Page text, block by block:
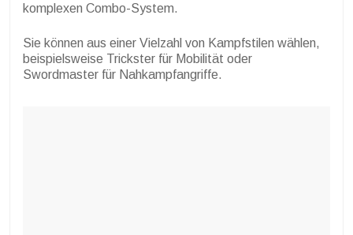
komplexen Combo-System.
Sie können aus einer Vielzahl von Kampfstilen wählen,
beispielsweise Trickster für Mobilität oder
Swordmaster für Nahkampfangriffe.